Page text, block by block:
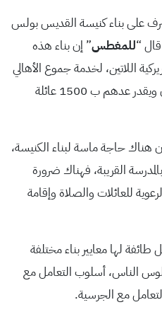
على بناء كنيسة القديس بولس
“للمغطس” إن بناء هذه
اللاتين، لخدمة جموع الأهالي
الموجودين في منطقة الجبيهة بعمان ويقدر عدهم ب 1500 عائلة
هناك حاجة ماسة لبناء الكنيسة،
القريبة، فهناك ضرورة
للعائلات والصلاة وإقامة
طائفة لها معايير بناء مختلفة
الناس، أسلوب التعامل مع
مع الجرسية.